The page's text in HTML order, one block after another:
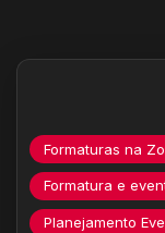
Formaturas na
Formatura e
Planejamento